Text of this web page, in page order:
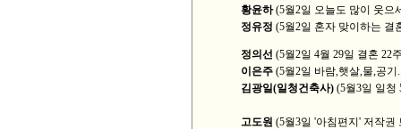
황윤하(5월2일 오늘도 많이 웃으
정유정 (5월2일 혼자 맞이하는 결
정의선 (5월2일 4월 29일 결혼 22
이은주 (5월2일 바람,햇살,물,공기
김광일(일청건축사) (5월3일 일청
고도원 (5월3일 '아침편지' 저작권